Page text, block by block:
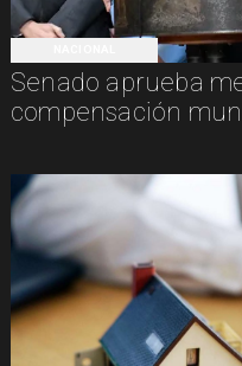
Senado aprueba
compensación